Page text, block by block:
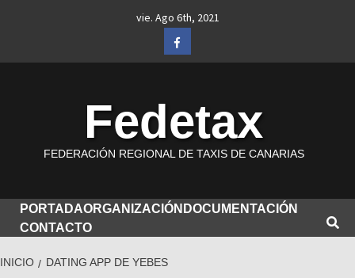
vie. Ago 6th, 2021
Facebook
Fedetax
FEDERACIÓN REGIONAL DE TAXIS DE CANARIAS
PORTADAORGANIZACIÓN DOCUMENTACIÓN
CONTACTO
INICIO DATING APP DE YEBES